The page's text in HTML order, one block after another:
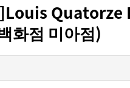
Quatorze
화점 미아점)